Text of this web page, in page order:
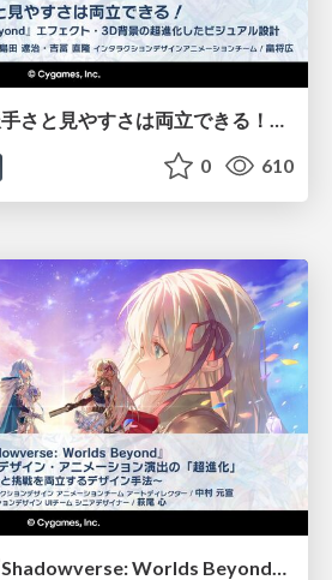
【CEDEC2026】派手さと見やすさは両立できる！『Shadowverse: Worlds Beyond』エフェクト・3D背景の超進化したビジュアル設計
0 610
【CEDEC2026】『Shadowverse: Worlds Beyond』続編開発におけるUIデザイン・アニメーション演出の「超進化」 ～継承と挑戦を両立するデザイン手法～